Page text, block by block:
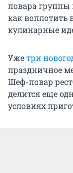
повара группы
как воплотить
кулинарные
Ужетри
праздничное
Шеф-повар
делится еще
условиях